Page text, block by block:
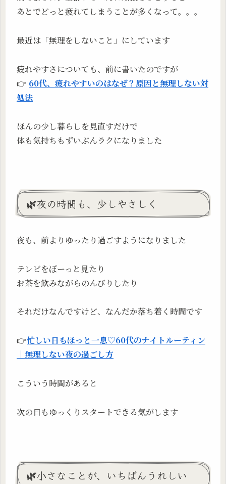
あとでどっと疲れてしまうことが多くなって。。。
最近は「無理をしないこと」にしています
疲れやすさについても、前に書いたのですが
👉 60代、疲れやすいのはなぜ？原因と無理しない対
処法
ほんの少し暮らしを見直すだけで
体も気持ちもずいぶんラクになりました
🌿夜の時間も、少しやさしく
夜も、前よりゆったり過ごすようになりました
テレビをぼーっと見たり
お茶を飲みながらのんびりしたり
それだけなんですけど、なんだか落ち着く時間です
👉忙しい日もほっと一息♡60代のナイトルーティン
｜無理しない夜の過ごし方
こういう時間があると
次の日もゆっくりスタートできる気がします
🌿小さなことが、いちばんうれしい